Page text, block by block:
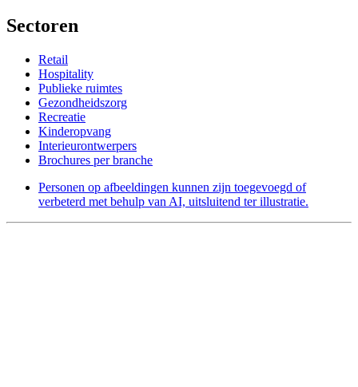
Sectoren
Retail
Hospitality
Publieke ruimtes
Gezondheidszorg
Recreatie
Kinderopvang
Interieurontwerpers
Brochures per branche
Personen op afbeeldingen kunnen zijn toegevoegd of
verbeterd met behulp van AI, uitsluitend ter illustratie.